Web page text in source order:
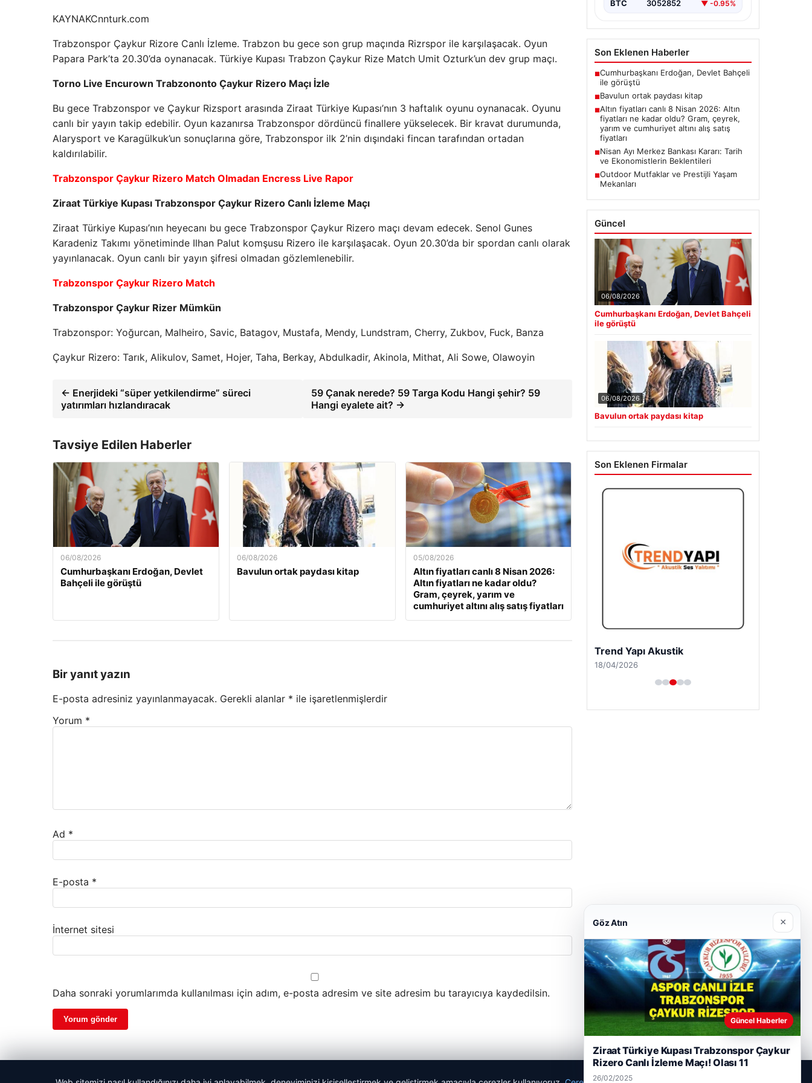
KAYNAKCnnturk.com
Trabzonspor Çaykur Rizore Canlı İzleme. Trabzon bu gece son grup maçında Rizrspor ile karşılaşacak. Oyun
Papara Park’ta 20.30’da oynanacak. Türkiye Kupası Trabzon Çaykur Rize Match Umit Ozturk’un dev grup maçı.
Torno Live Encurown Trabzononto Çaykur Rizero Maçı İzle
Bu gece Trabzonspor ve Çaykur Rizsport arasında Ziraat Türkiye Kupası’nın 3 haftalık oyunu oynanacak. Oyunu
canlı bir yayın takip edebilir. Oyun kazanırsa Trabzonspor dördüncü finallere yükselecek. Bir kravat durumunda,
Alarysport ve Karagülkuk’un sonuçlarına göre, Trabzonspor ilk 2’nin dışındaki fincan tarafından ortadan
kaldırılabilir.
Trabzonspor Çaykur Rizero Match Olmadan Encress Live Rapor
Ziraat Türkiye Kupası Trabzonspor Çaykur Rizero Canlı İzleme Maçı
Ziraat Türkiye Kupası’nın heyecanı bu gece Trabzonspor Çaykur Rizero maçı devam edecek. Senol Gunes
Karadeniz Takımı yönetiminde Ilhan Palut komşusu Rizero ile karşılaşacak. Oyun 20.30’da bir spordan canlı olarak
yayınlanacak. Oyun canlı bir yayın şifresi olmadan gözlemlenebilir.
Trabzonspor Çaykur Rizero Match
Trabzonspor Çaykur Rizer Mümkün
Trabzonspor: Yoğurcan, Malheiro, Savic, Batagov, Mustafa, Mendy, Lundstram, Cherry, Zukbov, Fuck, Banza
Çaykur Rizero: Tarık, Alikulov, Samet, Hojer, Taha, Berkay, Abdulkadir, Akinola, Mithat, Ali Sowe, Olawoyin
← Enerjideki “süper yetkilendirme” süreci
yatırımları hızlandıracak
59 Çanak nerede? 59 Targa Kodu Hangi şehir? 59
Hangi eyalete ait? →
Tavsiye Edilen Haberler
06/08/2026
Cumhurbaşkanı Erdoğan, Devlet
Bahçeli ile görüştü
06/08/2026
Bavulun ortak paydası kitap
05/08/2026
Altın fiyatları canlı 8 Nisan 2026:
Altın fiyatları ne kadar oldu?
Gram, çeyrek, yarım ve
cumhuriyet altını alış satış fiyatları
Bir yanıt yazın
E-posta adresiniz yayınlanmayacak. Gerekli alanlar * ile işaretlenmişlerdir
Yorum *
Ad *
E-posta *
İnternet sitesi
Daha sonraki yorumlarımda kullanılması için adım, e-posta adresim ve site adresim bu tarayıcıya kaydedilsin.
BTC 3052852 ▼ -0.95%
Son Eklenen Haberler
■Cumhurbaşkanı Erdoğan, Devlet Bahçeli
ile görüştü
■Bavulun ortak paydası kitap
■Altın fiyatları canlı 8 Nisan 2026: Altın
fiyatları ne kadar oldu? Gram, çeyrek,
yarım ve cumhuriyet altını alış satış
fiyatları
■Nisan Ayı Merkez Bankası Kararı: Tarih
ve Ekonomistlerin Beklentileri
■Outdoor Mutfaklar ve Prestijli Yaşam
Mekanları
Güncel
06/08/2026
Cumhurbaşkanı Erdoğan, Devlet Bahçeli
ile görüştü
06/08/2026
Bavulun ortak paydası kitap
Son Eklenen Firmalar
Trend Yapı Akustik
18/04/2026
Göz Atın ×
Güncel Haberler
Ziraat Türkiye Kupası Trabzonspor Çaykur
Rizero Canlı İzleme Maçı! Olası 11
26/02/2025